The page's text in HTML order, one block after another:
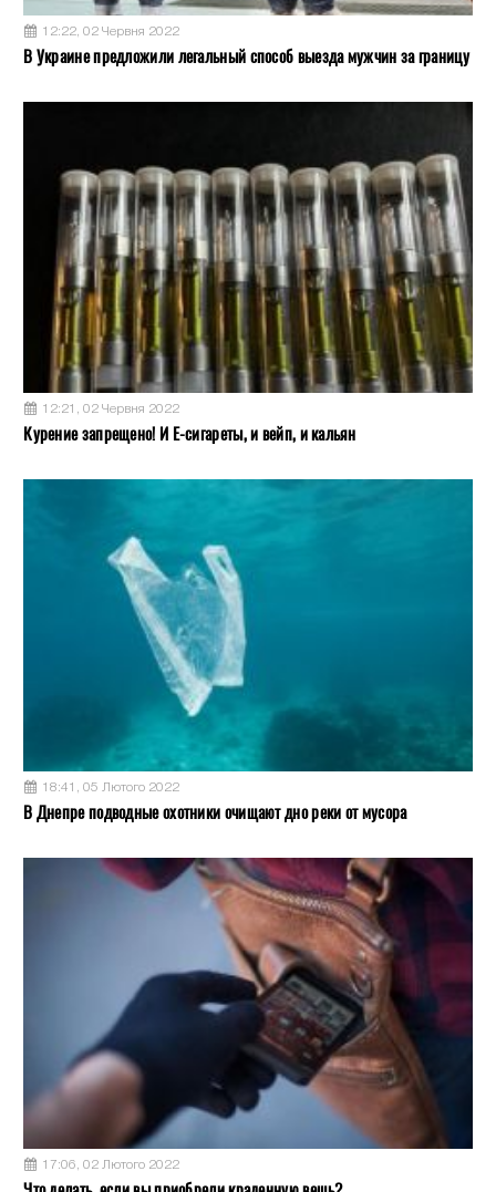
12:22, 02 Червня 2022
В Украине предложили легальный способ выезда мужчин за границу
12:21, 02 Червня 2022
Курение запрещено! И Е-сигареты, и вейп, и кальян
18:41, 05 Лютого 2022
В Днепре подводные охотники очищают дно реки от мусора
17:06, 02 Лютого 2022